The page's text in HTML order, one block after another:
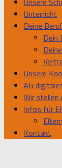
Unterricht
Deine
Dein
Unsere
AG
Wir stellen
Infos für
Kontakt